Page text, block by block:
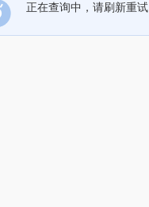
正在查询中，请刷新重试